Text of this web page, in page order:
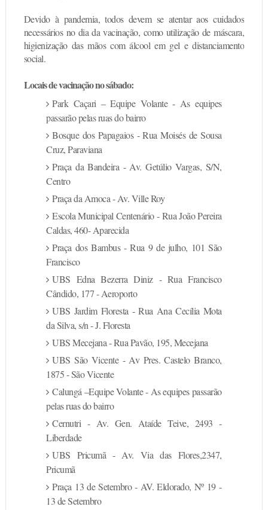
Devido à pandemia, todos devem se atentar aos cuidados
necessários no dia da vacinação, como utilização de máscara,
higienização das mãos com álcool em gel e distanciamento
social.
Locais de vacinação no sábado:
Park Caçari – Equipe Volante - As equipes
passarão pelas ruas do bairro
Bosque dos Papagaios - Rua Moisés de Sousa
Cruz, Paraviana
Praça da Bandeira - Av. Getúlio Vargas, S/N,
Centro
Praça da Amoca - Av. Ville Roy
Escola Municipal Centenário - Rua João Pereira
Caldas, 460- Aparecida
Praça dos Bambus - Rua 9 de julho, 101 São
Francisco
UBS Edna Bezerra Diniz - Rua Francisco
Cândido, 177 - Aeroporto
UBS Jardim Floresta - Rua Ana Cecília Mota
da Silva, s/n - J. Floresta
UBS Mecejana - Rua Pavão, 195, Mecejana
UBS São Vicente - Av Pres. Castelo Branco,
1875 - São Vicente
Calungá –Equipe Volante - As equipes passarão
pelas ruas do bairro
Cernutri - Av. Gen. Ataíde Teive, 2493 -
Liberdade
UBS Pricumã - Av. Via das Flores,2347,
Pricumã
Praça 13 de Setembro - AV. Eldorado, Nº 19 -
13 de Setembro